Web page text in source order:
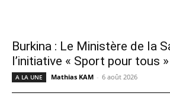
Burkina : Le Ministère de la
l’initiative « Sport pour tous »
A LA UNE Mathias KAM - 6 août 2026